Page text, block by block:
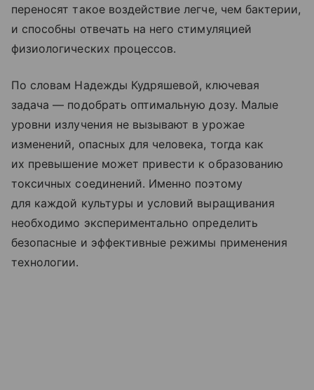
переносят такое воздействие легче, чем бактерии,
и способны отвечать на него стимуляцией
физиологических процессов.
По словам Надежды Кудряшевой, ключевая
задача — подобрать оптимальную дозу. Малые
уровни излучения не вызывают в урожае
изменений, опасных для человека, тогда как
их превышение может привести к образованию
токсичных соединений. Именно поэтому
для каждой культуры и условий выращивания
необходимо экспериментально определить
безопасные и эффективные режимы применения
технологии.